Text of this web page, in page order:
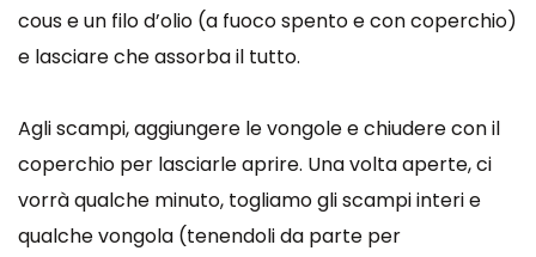
cous e un filo d’olio (a fuoco spento e con coperchio)
e lasciare che assorba il tutto.
Agli scampi, aggiungere le vongole e chiudere con il
coperchio per lasciarle aprire. Una volta aperte, ci
vorrà qualche minuto, togliamo gli scampi interi e
qualche vongola (tenendoli da parte per